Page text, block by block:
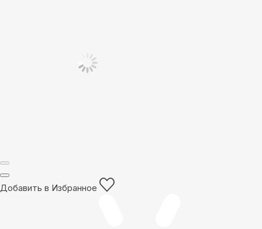
Добавить в Избранное